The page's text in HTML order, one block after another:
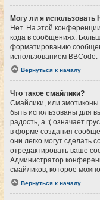
Могу ли я использовать
Нет. На этой
кода в сообщениях.
форматированию
использованием BBCode.
Вернуться к началу
Что такое смайлики?
Смайлики, или эмотиконы
быть использованы для
радость, а :( означает
в форме создания
они легко могут
отредактировать ваше
Администратор
смайликов, которое
Вернуться к началу